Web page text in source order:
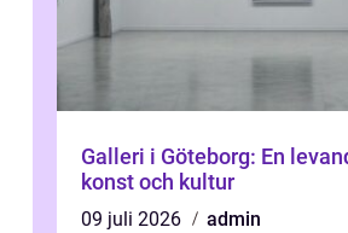
Galleri i Göteborg: En
konst och kultur
09 juli 2026
admin